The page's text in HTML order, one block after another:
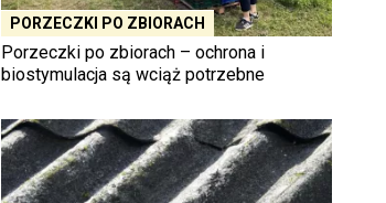
PORZECZKI PO ZBIORACH
Porzeczki po zbiorach – ochrona i
biostymulacja są wciąż potrzebne